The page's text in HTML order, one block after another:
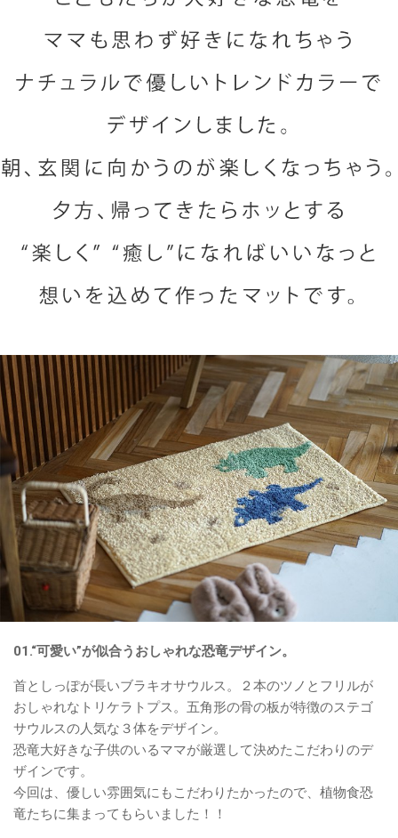
01.“可愛い”が似合うおしゃれな恐竜デザイン。
首としっぽが長いブラキオサウルス。２本のツノとフリルが
おしゃれなトリケラトプス。五角形の骨の板が特徴のステゴ
サウルスの人気な３体をデザイン。
恐竜大好きな子供のいるママが厳選して決めたこだわりのデ
ザインです。
今回は、優しい雰囲気にもこだわりたかったので、植物食恐
竜たちに集まってもらいました！！